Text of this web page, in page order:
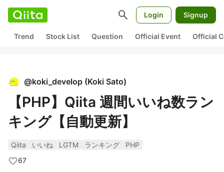
search Login Signup
Trend Stock List Question Official Event Official
@koki_develop (Koki Sato)
【PHP】Qiita 週間いいね数ラン
キング【自動更新】
Qiita いいね LGTM ランキング
PHP
67